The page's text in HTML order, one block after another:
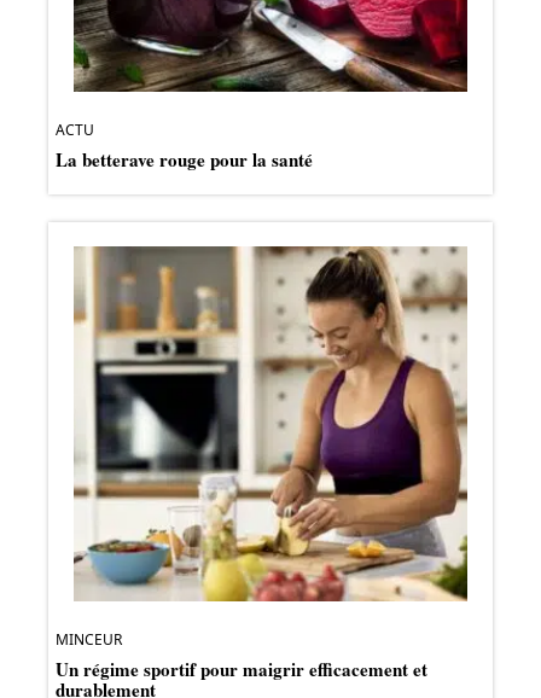
ACTU
La betterave rouge pour la santé
MINCEUR
Un régime sportif pour maigrir efficacement et
durablement